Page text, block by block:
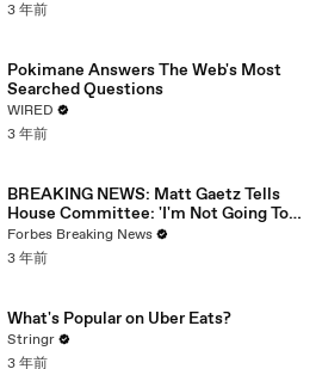
3 年前
Pokimane Answers The Web's Most
Searched Questions
WIRED
3 年前
BREAKING NEWS: Matt Gaetz Tells
House Committee: 'I'm Not Going To
Vote For A Continuing Resolution'
Forbes Breaking News
3 年前
What's Popular on Uber Eats?
Stringr
3 年前